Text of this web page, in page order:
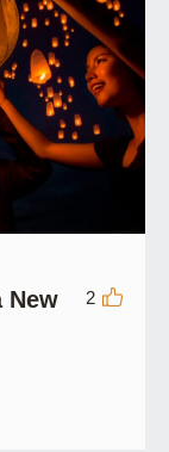
New
2